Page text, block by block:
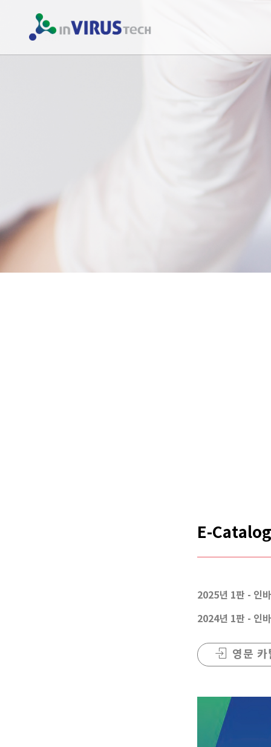
E-
2025년 1판 - 인
2024년 1판 - 인
영문 카